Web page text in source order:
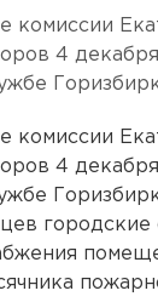
комиссии
4
комиссии
4